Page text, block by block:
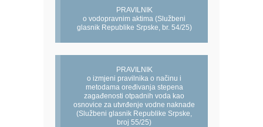
PRAVILNIK
o vodopravnim aktima (Službeni
glasnik Republike Srpske, br. 54/25)
PRAVILNIK
o izmjeni pravilnika o načinu i
metodama oređivanja stepena
zagađenosti otpadnih voda kao
osnovice za utvrđenje vodne naknade
(Službeni glasnik Republike Srpske,
broj 55/25)